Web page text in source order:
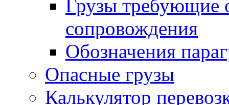
Грузы требующие
сопровождения
Обозначения
Опасные грузы
Калькулятор